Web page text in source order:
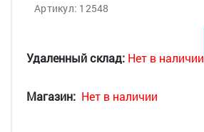
Артикул: 12548
Удаленный склад: Нет в наличии
Магазин: Нет в наличии